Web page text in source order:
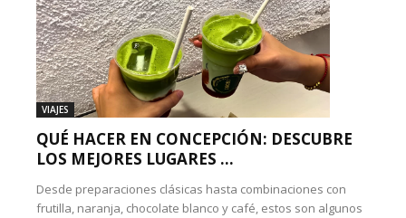
VIAJES
QUÉ HACER EN CONCEPCIÓN: DESCUBRE
LOS MEJORES LUGARES ...
Desde preparaciones clásicas hasta combinaciones con
frutilla, naranja, chocolate blanco y café, estos son algunos